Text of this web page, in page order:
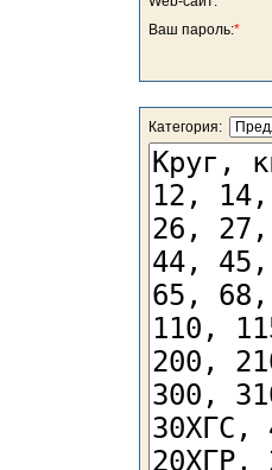
Ваш пароль:*
Категория: